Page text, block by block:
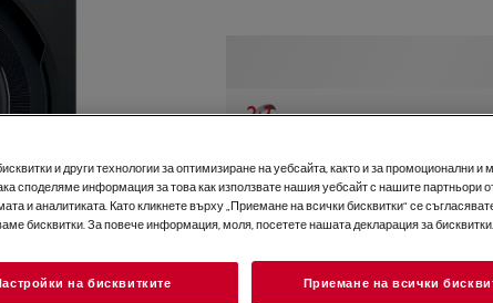
2+3 години гаранция за
и други технологии за оптимизиране на уебсайта, както и за промоционални и
споделяме информация за това как използвате нашия уебсайт с нашите партньори
и аналитиката. Като кликнете върху „Приемане на всички бисквитки“ се
бисквитки. За повече информация, моля, посетете нашата декларация за бисквитки.
на бисквитките Приемане на всички